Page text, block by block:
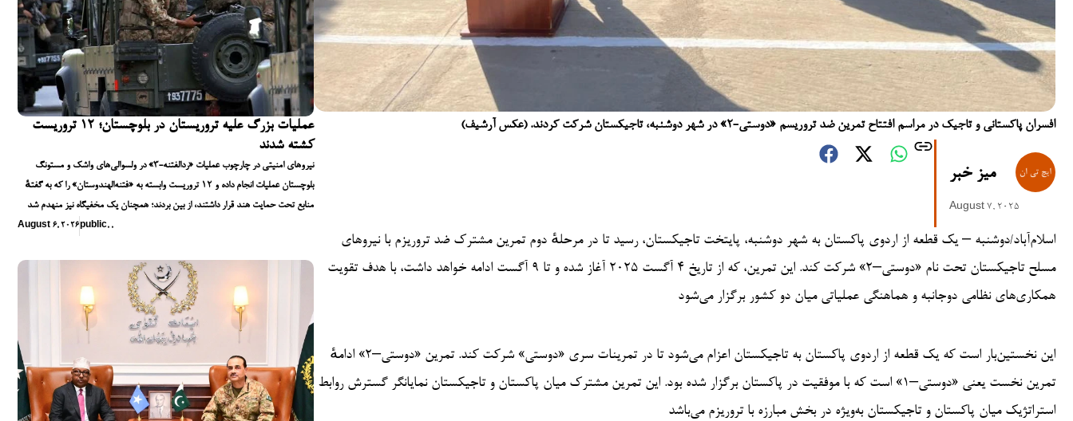
عملیات بزرگ علیه تروریستان در بلوچستان؛ ۱۲ تروریست
کشته شدند
نیروهای امنیتی در چارچوب عملیات «ردالفتنه-۳» در ولسوالی‌های واشک و مستونگ
بلوچستان عملیات انجام داده و ۱۲ تروریست وابسته به «فتنه‌الهندوستان» را که به گفتهٔ
منابع تحت حمایت هند قرار داشتند، از بین بردند؛ همچنان یک مخفیگاه نیز منهدم شد
August 6, 2026 public, ,
افسران پاکستانی و تاجیک در مراسم افتتاح تمرین ضد تروریسم «دوستی-۲» در شهر دوشنبه، تاجیکستان شرکت کردند. (عکس آرشیف)
میز خبر
August 7, 2025
اسلام‌آباد/دوشنبه – یک قطعه از اردوی پاکستان به شهر دوشنبه، پایتخت تاجیکستان، رسید تا در مرحلهٔ دوم تمرین مشترک ضد تروریزم با نیروهای
مسلح تاجیکستان تحت نام «دوستی–۲» شرکت کند. این تمرین، که از تاریخ ۴ آگست ۲۰۲۵ آغاز شده و تا ۹ آگست ادامه خواهد داشت، با هدف تقویت
همکاری‌های نظامی دوجانبه و هماهنگی عملیاتی میان دو کشور برگزار می‌شود
این نخستین‌بار است که یک قطعه از اردوی پاکستان به تاجیکستان اعزام می‌شود تا در تمرینات سری «دوستی» شرکت کند. تمرین «دوستی–۲» ادامهٔ
تمرین نخست یعنی «دوستی–۱» است که با موفقیت در پاکستان برگزار شده بود. این تمرین مشترک میان پاکستان و تاجیکستان نمایانگر گسترش روابط
استراتژیک میان پاکستان و تاجیکستان به‌ویژه در بخش مبارزه با تروریزم می‌باشد